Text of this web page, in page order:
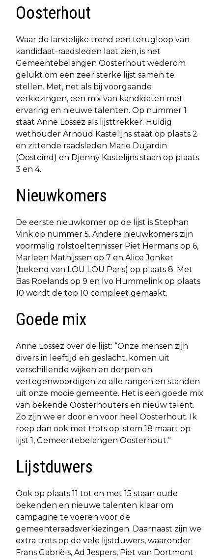
Oosterhout
Waar de landelijke trend een terugloop van
kandidaat-raadsleden laat zien, is het
Gemeentebelangen Oosterhout wederom
gelukt om een zeer sterke lijst samen te
stellen. Met, net als bij voorgaande
verkiezingen, een mix van kandidaten met
ervaring en nieuwe talenten. Op nummer 1
staat Anne Lossez als lijsttrekker. Huidig
wethouder Arnoud Kastelijns staat op plaats 2
en zittende raadsleden Marie Dujardin
(Oosteind) en Djenny Kastelijns staan op plaats
3 en 4.
Nieuwkomers
De eerste nieuwkomer op de lijst is Stephan
Vink op nummer 5. Andere nieuwkomers zijn
voormalig rolstoeltennisser Piet Hermans op 6,
Marleen Mathijssen op 7 en Alice Jonker
(bekend van LOU LOU Paris) op plaats 8. Met
Bas Roelands op 9 en Ivo Hummelink op plaats
10 wordt de top 10 compleet gemaakt.
Goede mix
Anne Lossez over de lijst: “Onze mensen zijn
divers in leeftijd en geslacht, komen uit
verschillende wijken en dorpen en
vertegenwoordigen zo alle rangen en standen
uit onze mooie gemeente. Het is een goede mix
van bekende Oosterhouters en nieuw talent.
Zo zijn we er door en voor heel Oosterhout. Ik
roep dan ook met trots op: stem 18 maart op
lijst 1, Gemeentebelangen Oosterhout.”
Lijstduwers
Ook op plaats 11 tot en met 15 staan oude
bekenden en nieuwe talenten klaar om
campagne te voeren voor de
gemeenteraadsverkiezingen. Daarnaast zijn we
extra trots op de vele lijstduwers, waaronder
Frans Gabriëls, Ad Jespers, Piet van Dortmont